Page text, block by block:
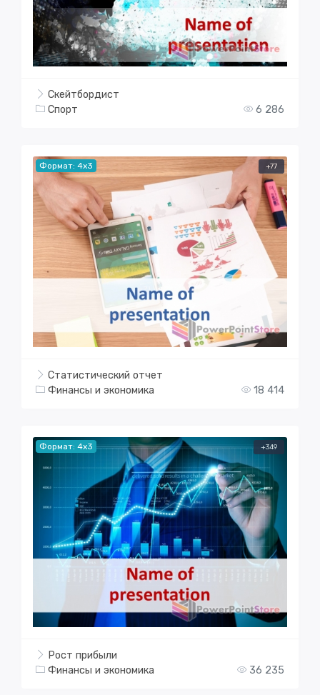
Скейтбордист
Спорт
6 286
Формат: 4x3 +77
Статистический отчет
Финансы и экономика
18 414
Формат: 4x3 +349
Рост прибыли
Финансы и экономика
36 235